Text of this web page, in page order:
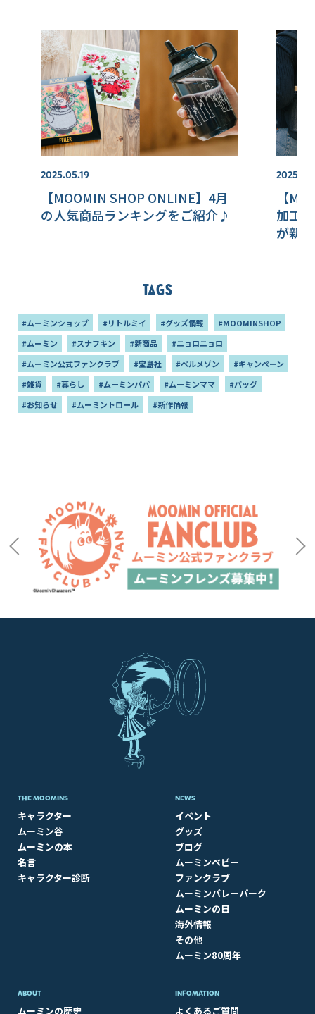
2025.05.19
【MOOMIN SHOP ONLINE】4月
の人気商品ランキングをご紹介♪
【
加工
が新
Tags
#ムーミンショップ #リトルミイ #グッズ情報
#MOOMINSHOP
#ムーミン
#スナフキン #新商品
#ニョロニョロ
#ムーミン公式ファンクラブ
#宝島社 #ベルメゾン
#キャンペーン
#雑貨
#暮らし #ムーミンパパ #ムーミンママ
#バッグ
#お知らせ
#ムーミントロール #新作情報
THE MOOMINS
キャラクター
ムーミン谷
ムーミンの本
名言
キャラクター診断
NEWS
イベント
グッズ
ブログ
ムーミンベビー
ファンクラブ
ムーミンバレーパーク
ムーミンの日
海外情報
その他
ムーミン80周年
ABOUT​
ムーミンの歴史
INFOMATION
よくあるご質問